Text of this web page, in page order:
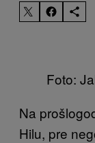
Foto:
Na
Hilu, pre